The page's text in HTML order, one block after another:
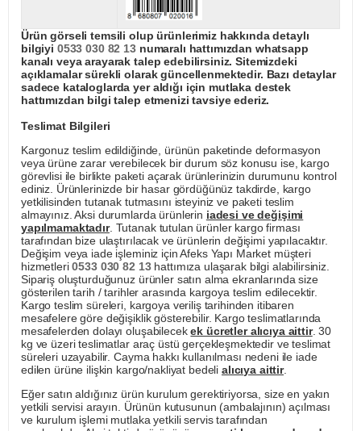
Ürün görseli temsili olup ürünlerimiz hakkında detaylı
bilgiyi 0533 030 82 13numaralı hattımızdan whatsapp
kanalı veya arayarak talep edebilirsiniz. Sitemizdeki
açıklamalar sürekli olarak güncellenmektedir. Bazı detaylar
sadece kataloglarda yer aldığı için mutlaka destek
hattımızdan bilgi talep etmenizi tavsiye ederiz.
Teslimat Bilgileri
Kargonuz teslim edildiğinde, ürünün paketinde deformasyon
veya ürüne zarar verebilecek bir durum söz konusu ise, kargo
görevlisi ile birlikte paketi açarak ürünlerinizin durumunu kontrol
ediniz. Ürünlerinizde bir hasar gördüğünüz takdirde, kargo
yetkilisinden tutanak tutmasını isteyiniz ve paketi teslim
almayınız. Aksi durumlarda ürünlerin iadesi ve değişimi
yapılmamaktadır. Tutanak tutulan ürünler kargo firması
tarafından bize ulaştırılacak ve ürünlerin değişimi yapılacaktır.
Değişim veya iade işleminiz için Afeks Yapı Market müşteri
hizmetleri0533 030 82 13hattımıza ulaşarak bilgi alabilirsiniz.
Sipariş oluşturduğunuz ürünler satın alma ekranlarında size
gösterilen tarih / tarihler arasında kargoya teslim edilecektir.
Kargo teslim süreleri, kargoya veriliş tarihinden itibaren
mesafelere göre değişiklik gösterebilir. Kargo teslimatlarında
mesafelerden dolayı oluşabilecekek ücretler alıcıya aittir. 30
kg ve üzeri teslimatlar araç üstü gerçekleşmektedir ve teslimat
süreleri uzayabilir. Cayma hakkı kullanılması nedeni ile iade
edilen ürüne ilişkin kargo/nakliyat bedeli alıcıya aittir.
Eğer satın aldığınız ürün kurulum gerektiriyorsa, size en yakın
yetkili servisi arayın. Ürünün kutusunun (ambalajının) açılması
ve kurulum işlemi mutlaka yetkili servis tarafından